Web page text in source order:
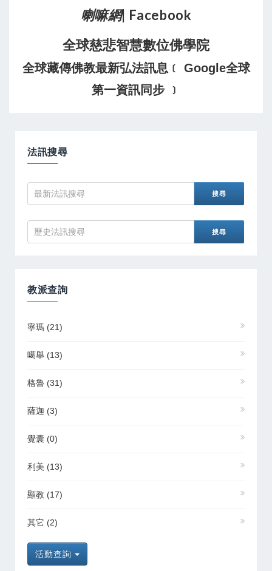
喇嘛網| Facebook
全球慈悲智慧數位佛學院
全球藏傳佛教最新弘法訊息﹝ Google全球
第一資訊同步 ﹞
法訊搜尋
教派查詢
寧瑪 (21)
噶舉 (13)
格魯 (31)
薩迦 (3)
覺囊 (0)
利美 (13)
顯教 (17)
其它 (2)
活動查詢